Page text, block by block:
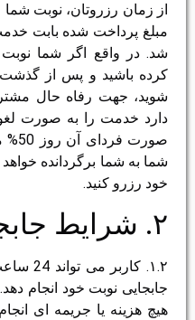
مبلغ پرداخت شده بابت
شوید، جهت رفاه حال
دارد خدمت را به صورت
صورت
شما به شما برگردانده
خود رزرو کنید.
۲. شرایط جابجایی زمان نوبت
۱.۲.
جابجایی نوبت خود انجام
هیچ هزینه یا جریمه ای